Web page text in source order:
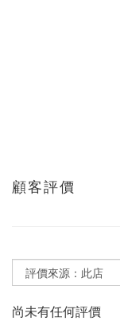
顧客評價
尚未有任何評價